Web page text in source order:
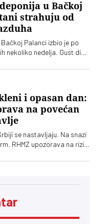
MUP-a
u Bačkoj
strahuju od
Palanci izbio je po
nekoliko nedelja. Gust dim
disanje
i opasan dan:
na povećan
se nastavljaju. Na snazi
RHMZ upozorava na rizik